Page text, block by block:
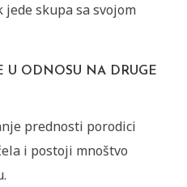
jede skupa sa svojom
U ODNOSU NA DRUGE
prednosti porodici
i postoji mnoštvo